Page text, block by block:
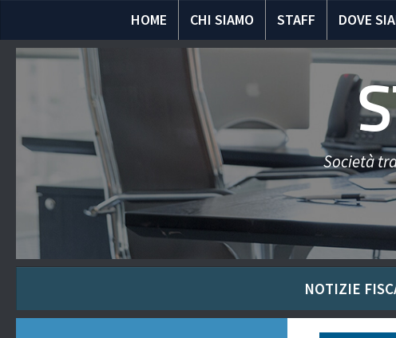
HOME CHI SIAMO STAFF DOVE
Società
NOTIZIE